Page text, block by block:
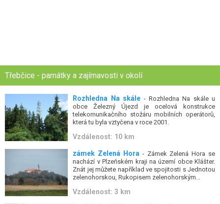
Třebčice - památky a zajímavosti v okolí
Rozhledna Na skále - Rozhledna Na skále u
obce Železný Újezd je ocelová konstrukce
telekomunikačního stožáru mobilních operátorů,
která tu byla vztyčena v roce 2001.
Vzdálenost: 10 km
zámek Zelená Hora - Zámek Zelená Hora se
nachází v Plzeňském kraji na území obce Klášter.
Znát jej můžete například ve spojitosti s Jednotou
zelenohorskou, Rukopisem zelenohorským...
Vzdálenost: 3 km